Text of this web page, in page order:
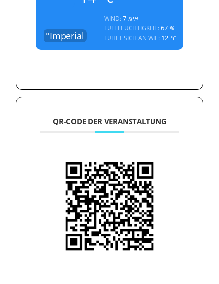
°Imperial
WIND:7 KPH
LUFTFEUCHTIGKEIT:67 %
FÜHLT SICH AN WIE: 12 °C
QR-CODE DER VERANSTALTUNG